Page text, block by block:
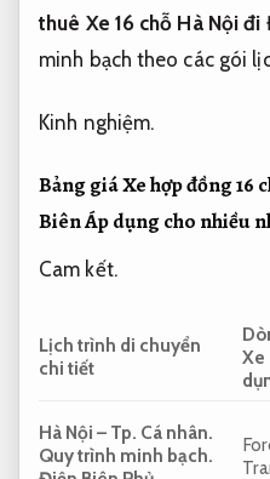
thuê Xe 16 chỗ Hà Nội đi
minh bạch theo các gói
Kinh nghiệm.
Bảng giá Xe hợp đồng 16
BiênÁp dụng cho nhiều
Cam kết.
Lịch trình di chuyển
chi tiết
Xe
Hà Nội – Tp. Cá nhân.
Quy trình minh bạch.